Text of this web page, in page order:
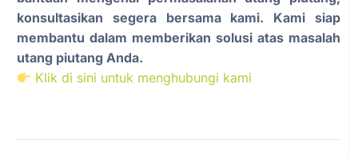
konsultasikan segera bersama kami. Kami siap
membantu dalam memberikan solusi atas masalah
utang piutang Anda.
Klik di sini untuk menghubungi kami